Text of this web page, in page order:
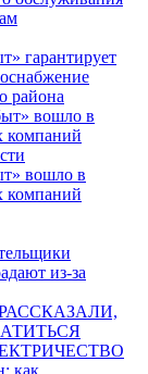
гарантирует
района
вошло в
компаний
вошло в
компаний
из-за